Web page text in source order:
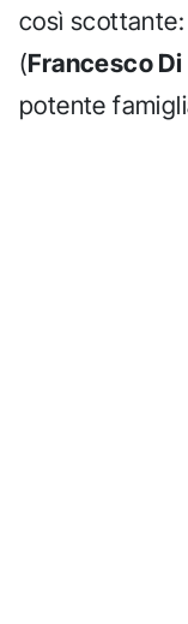
così
(Francesco
potente